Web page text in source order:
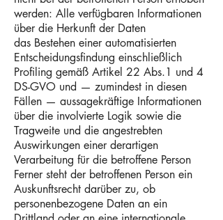
werden: Alle verfügbaren Informationen
über die Herkunft der Daten
das Bestehen einer automatisierten
Entscheidungsfindung einschließlich
Profiling gemäß Artikel 22 Abs.1 und 4
DS-GVO und — zumindest in diesen
Fällen — aussagekräftige Informationen
über die involvierte Logik sowie die
Tragweite und die angestrebten
Auswirkungen einer derartigen
Verarbeitung für die betroffene Person
Ferner steht der betroffenen Person ein
Auskunftsrecht darüber zu, ob
personenbezogene Daten an ein